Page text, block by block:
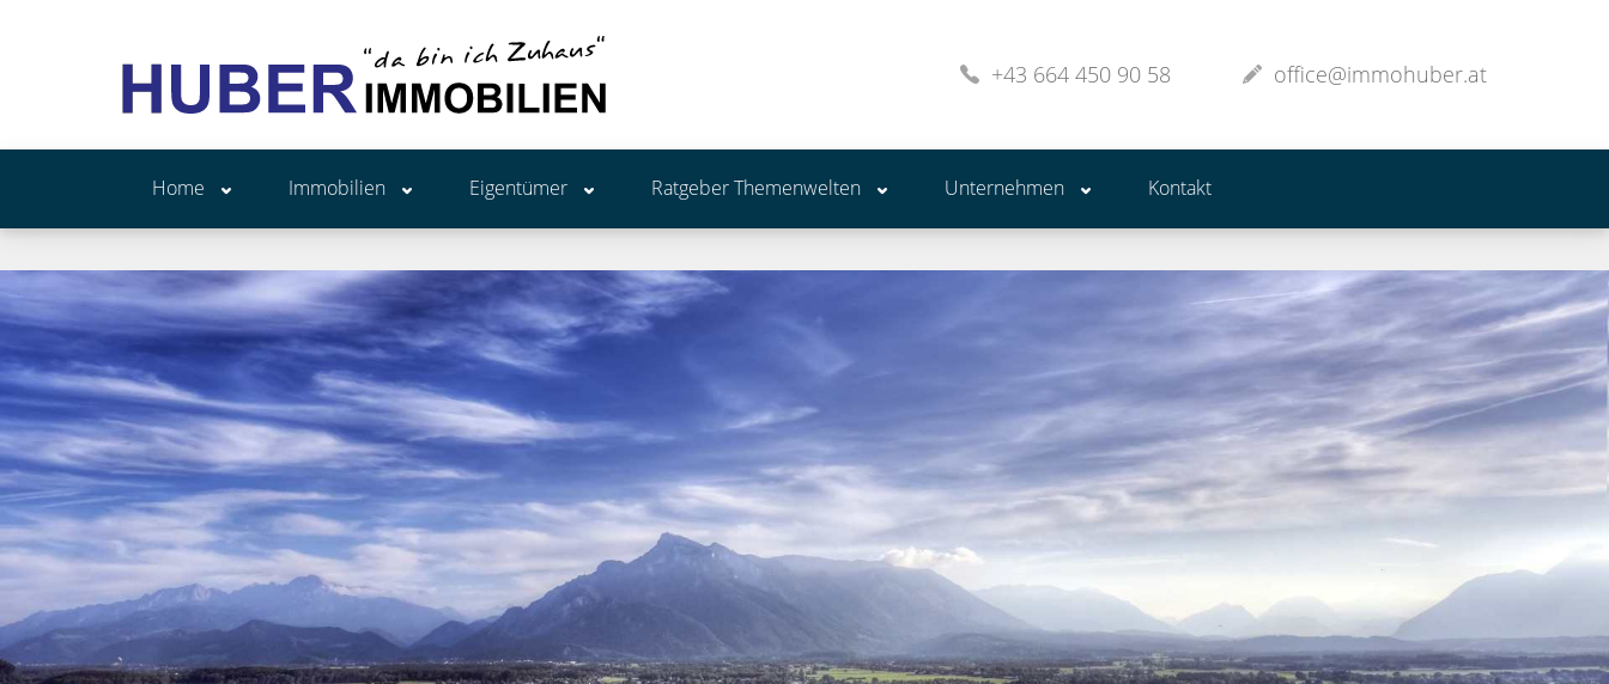
office@immohuber.at
+43 664 450 90 58
Home Immobilien Eigentümer Ratgeber Themenwelten Unternehmen Kontakt